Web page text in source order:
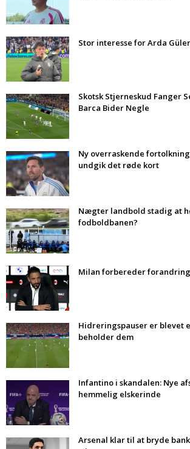
Stor interesse for Arda
Skotsk Stjerneskud Fanger
Barca Bider Negle
Ny overraskende
undgik det røde kort
Nægter landbold stadig at
fodboldbanen?
Milan forbereder
Hidreringspauser er blevet
beholder dem
Infantino i skandalen: Nye
hemmelig elskerinde
Arsenal klar til at bryde